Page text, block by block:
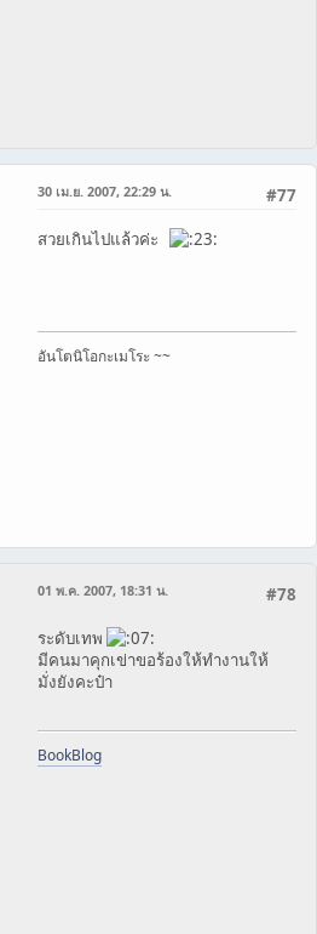
#77
30 เม.ย. 2007, 22:29 น.
สวยเกินไปแล้วค่ะ
อันโตนิโอกะเมโระ ~~
#78
01 พ.ค. 2007, 18:31 น.
ระดับเทพ
มีคนมาคุกเข่าขอร้องให้ทำงานให้
มั่งยังคะป๋า
BookBlog